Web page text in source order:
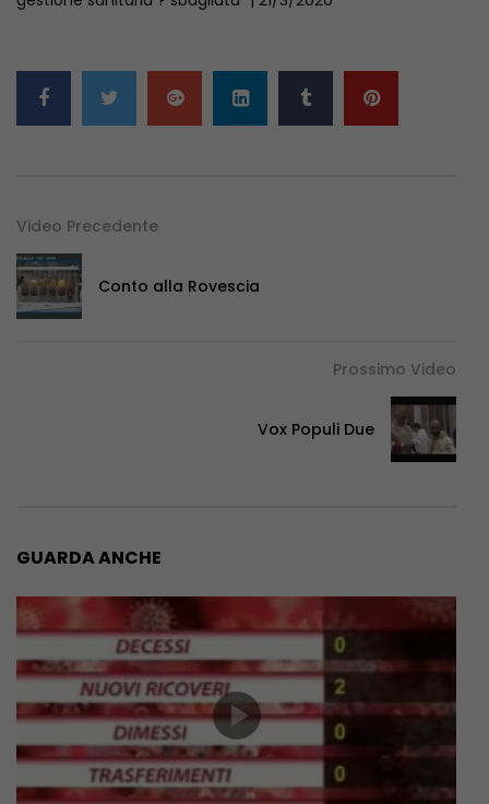
Video Precedente
Conto alla Rovescia
Prossimo Video
Vox Populi Due
GUARDA ANCHE